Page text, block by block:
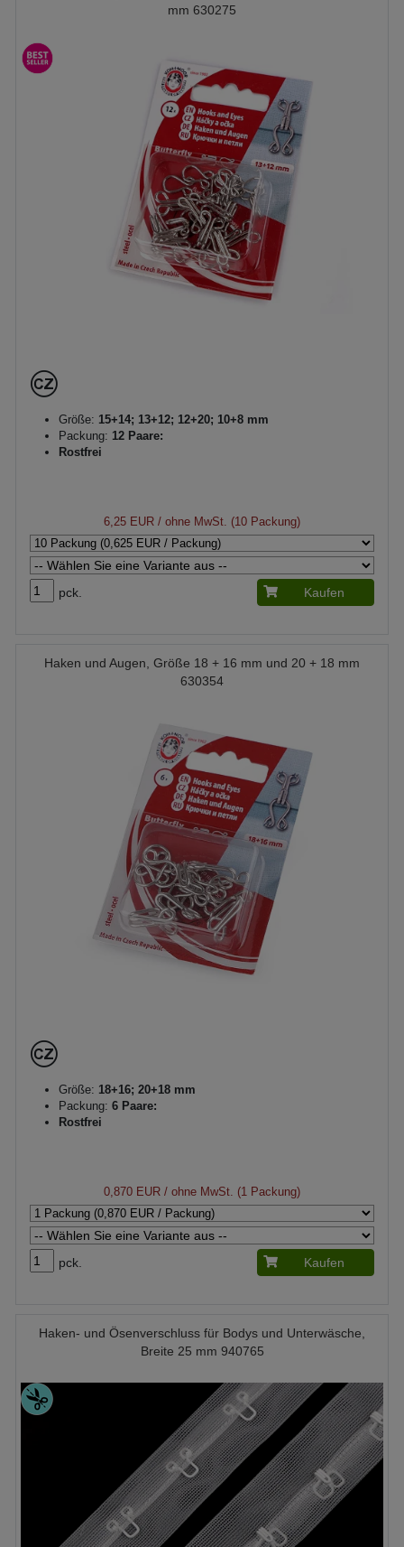
mm 630275
Größe: 15+14; 13+12; 12+20; 10+8 mm
Packung: 12 Paare:
Rostfrei
6,25 EUR / ohne MwSt. (10 Packung)
pck. Kaufen
Haken und Augen, Größe 18 + 16 mm und 20 + 18 mm
630354
Größe: 18+16; 20+18 mm
Packung: 6 Paare:
Rostfrei
0,870 EUR / ohne MwSt. (1 Packung)
pck. Kaufen
Haken- und Ösenverschluss für Bodys und Unterwäsche,
Breite 25 mm 940765